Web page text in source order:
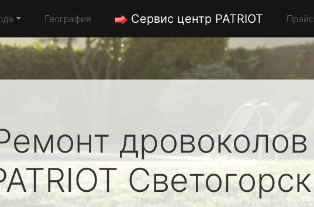
География Сервис центр PATRIOT Прайс
дровоколов
Светогорск